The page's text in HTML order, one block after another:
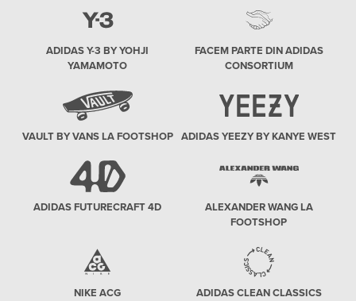
ADIDAS Y-3 BY YOHJI
YAMAMOTO
FACEM PARTE DIN ADIDAS
CONSORTIUM
VAULT BY VANS LA FOOTSHOP ADIDAS YEEZY BY KANYE WEST
ADIDAS FUTURECRAFT 4D
ALEXANDER WANG LA
FOOTSHOP
NIKE ACG ADIDAS CLEAN CLASSICS